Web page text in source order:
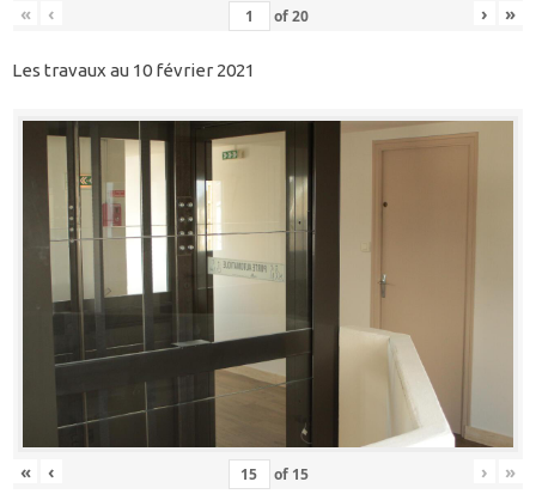
« ‹ of20 › »
Les travaux au 10 février 2021
« ‹ of 15 › »